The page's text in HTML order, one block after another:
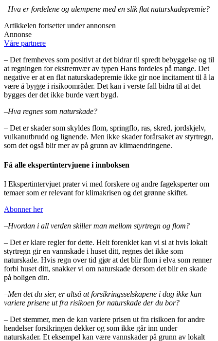
–Hva er fordelene og ulempene med en slik flat naturskadepremie?
Artikkelen fortsetter under annonsen
Annonse
Våre partnere
– Det fremheves som positivt at det bidrar til spredt bebyggelse og til
at regningen for ekstremvær av typen Hans fordeles på mange. Det
negative er at en flat naturskadepremie ikke gir noe incitament til å la
være å bygge i risikoområder. Det kan i verste fall bidra til at det
bygges der det ikke burde vært bygd.
–Hva regnes som naturskade?
– Det er skader som skyldes flom, springflo, ras, skred, jordskjelv,
vulkanutbrudd og lignende. Men ikke skader forårsaket av styrtregn,
som det også blir mer av på grunn av klimaendringene.
Få alle ekspertintervjuene i innboksen
I Ekspertintervjuet prater vi med forskere og andre fageksperter om
temaer som er relevant for klimakrisen og det grønne skiftet.
Abonner her
–Hvordan i all verden skiller man mellom styrtregn og flom?
– Det er klare regler for dette. Helt forenklet kan vi si at hvis lokalt
styrtregn gir en vannskade i huset ditt, regnes det ikke som
naturskade. Hvis regn over tid gjør at det blir flom i elva som renner
forbi huset ditt, snakker vi om naturskade dersom det blir en skade
på boligen din.
–Men det du sier, er altså at forsikringsselskapene i dag ikke kan
variere prisene ut fra risikoen for naturskade der du bor?
– Det stemmer, men de kan variere prisen ut fra risikoen for andre
hendelser forsikringen dekker og som ikke går inn under
naturskader. Et eksempel kan være vannskader på grunn av lokalt